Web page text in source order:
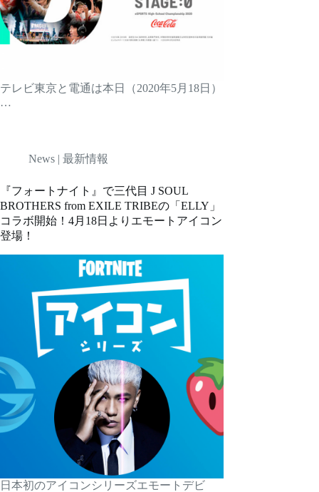
テレビ東京と電通は本日（2020年5月18日）
…
News | 最新情報
『フォートナイト』で三代目 J SOUL
BROTHERS from EXILE TRIBEの「ELLY」
コラボ開始！4月18日よりエモートアイコン
登場！
日本初のアイコンシリーズエモートデビ